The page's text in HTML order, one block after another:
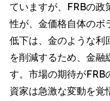
ていますが、FRBの政
性が、金価格自体のボ
低下は、金のような利
を削減するため、金融
す。市場の期待がFRB
資家は急激な変動を覚